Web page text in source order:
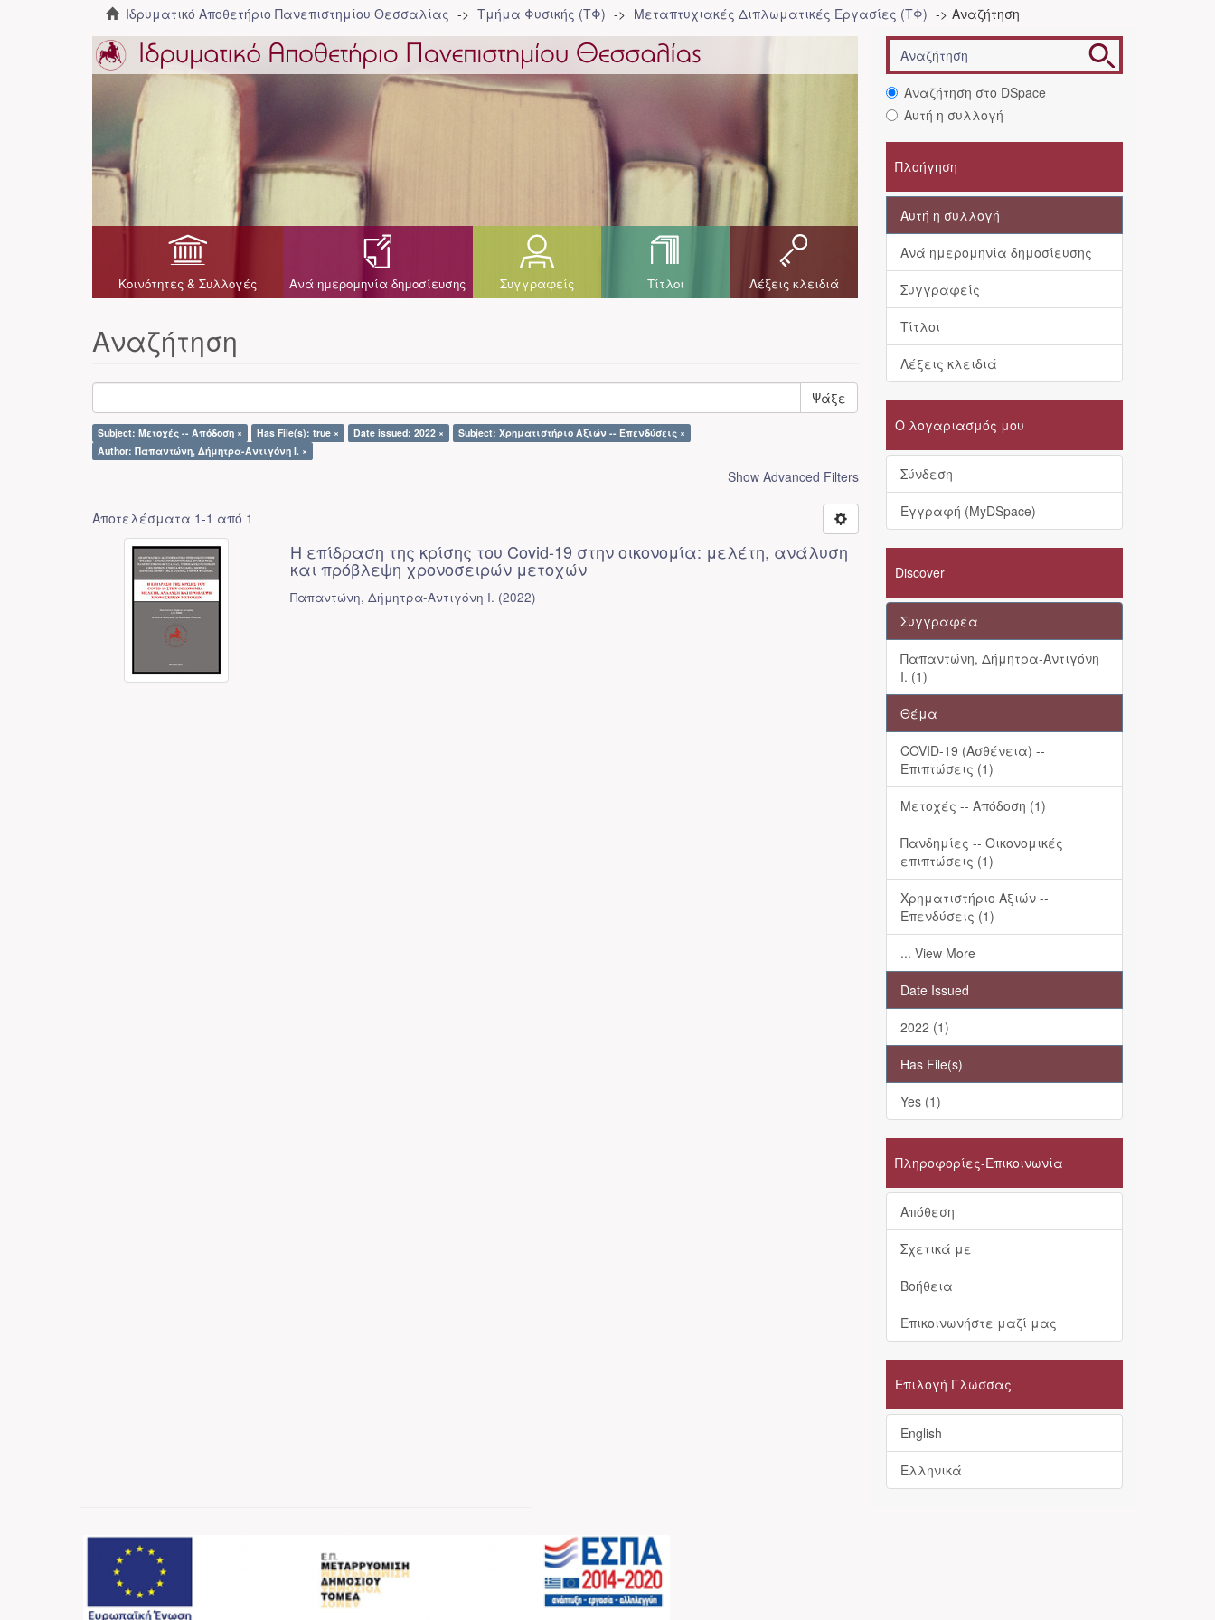
Ιδρυματικό Αποθετήριο Πανεπιστημίου Θεσσαλίας Τμήμα Φυσικής (ΤΦ) Μεταπτυχιακές Διπλωματικές Εργασίες (ΤΦ) Αναζήτηση
Κοινότητες & Συλλογές Ανά ημερομηνία δημοσίευσης Συγγραφείς Τίτλοι Λέξεις κλειδιά
Αναζήτηση
Ψάξε
Subject: Μετοχές -- Απόδοση × Has File(s): true × Date issued: 2022 ×
Subject: Χρηματιστήριο Αξιών -- Επενδύσεις ×
Author: Παπαντώνη, Δήμητρα-Αντιγόνη Ι. ×
Show Advanced Filters
Αποτελέσματα 1-1 από 1
Η επίδραση της κρίσης του Covid-19 στην οικονομία: μελέτη, ανάλυση
και πρόβλεψη χρονοσειρών μετοχών
Παπαντώνη, Δήμητρα-Αντιγόνη Ι. (2022)
Αναζήτηση στο DSpace
Αυτή η συλλογή
Πλοήγηση
Αυτή η συλλογή
Ανά ημερομηνία δημοσίευσης
Συγγραφείς
Τίτλοι
Λέξεις κλειδιά
Ο λογαριασμός μου
Σύνδεση
Εγγραφή (MyDSpace)
Discover
Συγγραφέα
Παπαντώνη, Δήμητρα-Αντιγόνη
Ι. (1)
Θέμα
COVID-19 (Ασθένεια) --
Επιπτώσεις (1)
Μετοχές -- Απόδοση (1)
Πανδημίες -- Οικονομικές
επιπτώσεις (1)
Χρηματιστήριο Αξιών --
Επενδύσεις (1)
... View More
Date Issued
2022 (1)
Has File(s)
Yes (1)
Πληροφορίες-Επικοινωνία
Απόθεση
Σχετικά με
Βοήθεια
Επικοινωνήστε μαζί μας
Επιλογή Γλώσσας
English
Ελληνικά